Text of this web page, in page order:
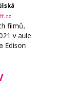
filmů,
v aule
Edison